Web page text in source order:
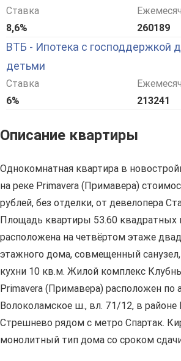
Ставка
8,6%
260189
ВТБ - Ипотека с господдержкой
детьми
Ставка
6%
213241
Описание квартиры
Однокомнатная квартира в
на реке Primavera (Примавера)
рублей, без отделки, от девелопера
Площадь квартиры 53.60 квадратных
расположена на четвёртом этаже
этажного дома, совмещенный
кухни 10 кв.м. Жилой комплекс
Primavera (Примавера) расположен по
Волоколамское ш., вл. 71/12, в районе
Стрешнево рядом с метро Спартак.
монолитный тип дома со сроком